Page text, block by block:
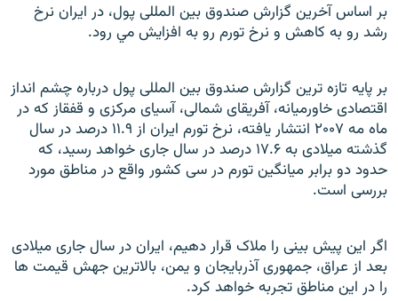
بر اساس آخرين گزارش صندوق بين المللی پول، در ايران نرخ
رشد رو به کاهش و نرخ تورم رو به افزايش مي رود.
بر پايه تازه ترين گزارش صندوق بين المللی پول درباره چشم انداز
اقتصادی خاورميانه، آفريقای شمالی، آسيای مرکزی و قفقاز که در
ماه مه ۲۰۰۷ انتشار يافته، نرخ تورم ايران از ۱۱.۹ درصد در سال
گذشته ميلادی به ۱۷.۶ درصد در سال جاری خواهد رسيد، که
حدود دو برابر ميانگينتورم در سی کشور واقع در مناطق مورد
بررسی است.
اگر اين پيش بينی را ملاک قرار دهيم، ايران در سال جاری ميلادی
بعد از عراق، جمهوری آذربايجان و يمن، بالاترين جهش قيمت ها
را در اين مناطق تجربه خواهد کرد.